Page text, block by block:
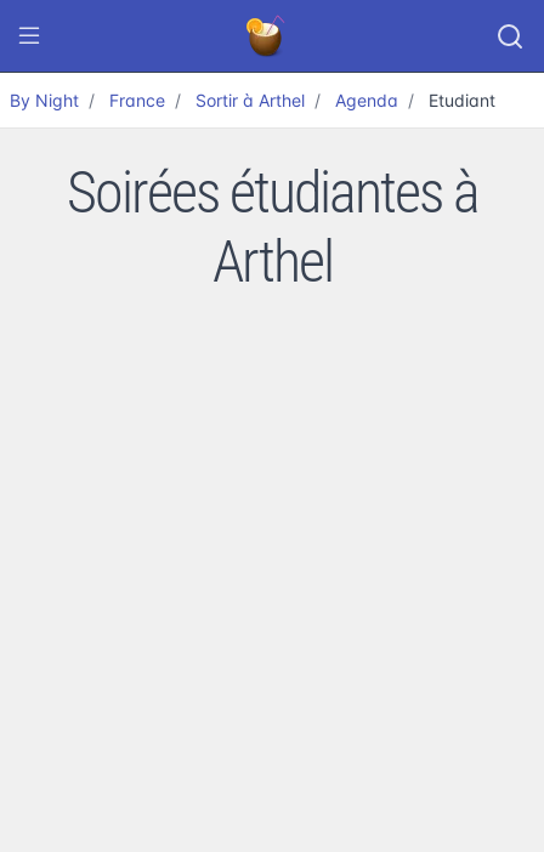
By Night France Sortir à Arthel Agenda Etudiant
Soirées étudiantes à
Arthel